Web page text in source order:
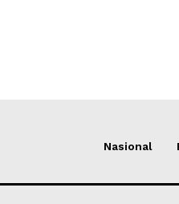
Nasional